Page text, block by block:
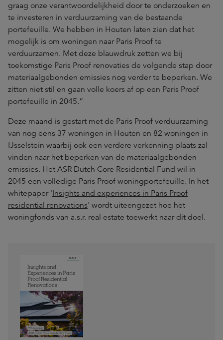
graag onze verantwoordelijkheid door te onderzoeken en
te investeren in verduurzaming van de bestaande
portefeuille. We hebben in Houten laten zien dat het
mogelijk is om woningen naar Paris Proof te
verduurzamen. Met deze blauwdruk zetten we bij
toekomstige Paris Proof renovaties de volgende stap door
materiaalgebonden emissies nog verder te beperken. We
zitten niet stil en gaan volle koers af op een Paris Proof
portefeuille in 2045.”
Deze maand is gestart met de Paris Proof verduurzaming
van nog eens 37 woningen in Houten en 82 woningen in
IJsselstein waarbij ook een verdere verkenning plaats zal
vinden naar het beperken van de materiaalgebonden
emissies. Het ASR Dutch Core Residential Fund wil in
2045 een volledige Paris Proof woningportefeuille. In het
whitepaper 'Insights and experiences in Paris Proof
residential renovations' wordt uiteengezet hoe het
woningfonds van a.s.r. real estate toewerkt naar dit doel.